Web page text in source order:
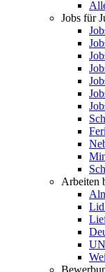
Jobs für
Arbeiten